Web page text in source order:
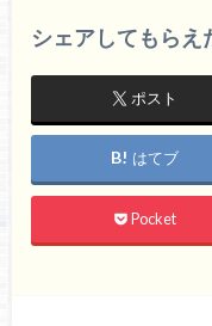
シェアしてもらえ
ポスト
はてブ
Pocket